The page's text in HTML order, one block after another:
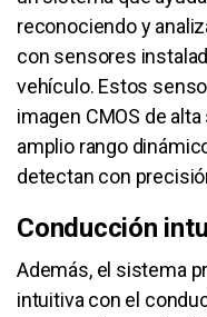
reconociendo y
con sensores
vehículo. Estos
imagen CMOS de
amplio rango
detectan con
Conducción
Además, el sistema
intuitiva con el